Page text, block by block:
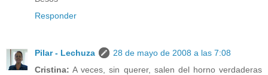
Responder
Pilar - Lechuza
28 de mayo de 2008 a las 7:08
Cristina: A veces, sin querer, salen del horno verdaderas